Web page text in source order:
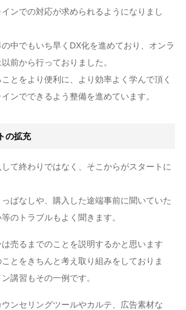
ンでの対応が求められるようになりまし
中でもいち早くDX化を進めており、オンラ
前から行っておりました。
とをより便利に、より効率よく学んで頂く
ンでできるよう整備を進めています。
の拡充
て終わりではなく、そこからがスタートに
ぱなしや、購入した途端事前に聞いていた
のトラブルもよく聞きます。
売るまでのことを説明するかと思います
とをきちんと考え取り組みをしておりま
講習もその一例です。
ンセリングツールやカルテ、広告素材な